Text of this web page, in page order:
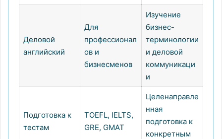
Деловой
английский
Для
профессионал
ов и
бизнесменов
Изучение
бизнес-
терминологии
и деловой
коммуникаци
и
Подготовка к
тестам
TOEFL, IELTS,
GRE, GMAT
Целенаправле
нная
подготовка к
конкретным